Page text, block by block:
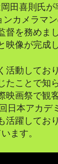
田喜則氏が
ンカメラマ
督を務めま
像が完成し
活動してお
たことで知
映画祭で観
日本アカデ
活躍してお
ます。